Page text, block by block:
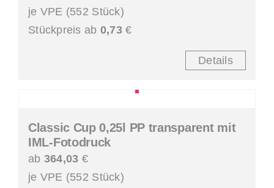
je VPE (552 Stück)
Stückpreis ab 0,73€
Details
Classic Cup 0,25l PP transparent mit
IML-Fotodruck
ab 364,03 €
je VPE (552 Stück)